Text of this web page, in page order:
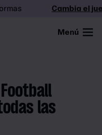
Cambia el
Menú
las